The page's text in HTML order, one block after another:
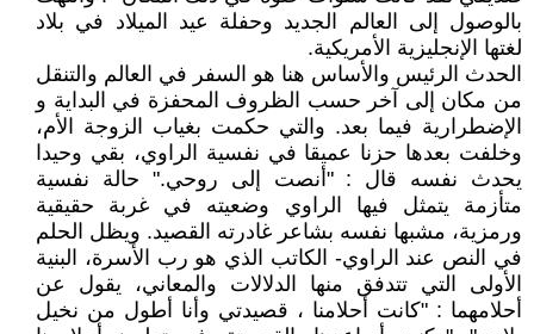
بالوصول إلى العالم الجديد وحفلة عيد الميلاد في بلاد
لغتها الإنجليزية الأمريكية.
الحدث الرئيس والأساس هنا هو السفر في العالم والتنقل
من مكان إلى آخر حسب الظروف المحفزة في البداية و
الإضطرارية فيما بعد. والتي حكمت بغياب الزوجة الأم،
وخلفت بعدها حزنا عميقا في نفسية الراوي، بقي وحيدا
يحدث نفسه قال : "أنصت إلى روحي." حالة نفسية
متأزمة يتمثل فيها الراوي وضعيته في غربة حقيقية
ورمزية، مشبها نفسه بشاعر غادرته القصيد. ويظل الحلم
في النص عند الراوي- الكاتب الذي هو رب الأسرة، البنية
الأولى التي تتدفق منها الدلالات والمعاني، يقول عن
أحلامهما : "كانت أحلامنا ، قصيدتي وأنا أطول من نخيل